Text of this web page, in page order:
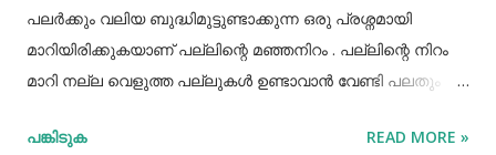
പലർക്കും വലിയ ബുദ്ധിമുട്ടുണ്ടാക്കുന്ന ഒരു പ്രശ്നമായി
മാറിയിരിക്കുകയാണ് പല്ലിന്റെ മഞ്ഞനിറം . പല്ലിന്റെ നിറം
മാറി നല്ല വെളുത്ത പല്ലുകൾ ഉണ്ടാവാൻ വേണ്ടി പലതും
പല്ലിന്‍റെ മഞ്ഞനിറം മാറ്റാന്‍ പല മാര്‍ഗ്ഗങ്ങളും
പങ്കിടുക READ MORE »